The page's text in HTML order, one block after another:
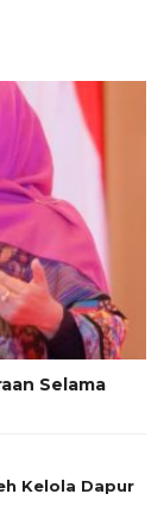
Selama
Kelola Dapur